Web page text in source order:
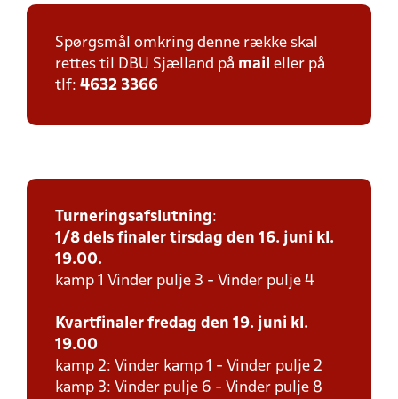
Spørgsmål omkring denne række skal
rettes til DBU Sjælland på mail eller på
tlf: 4632 3366
Turneringsafslutning:
1/8 dels finaler tirsdag den 16. juni kl.
19.00.
kamp 1 Vinder pulje 3 - Vinder pulje 4
Kvartfinaler fredag den 19. juni kl.
19.00
kamp 2: Vinder kamp 1 - Vinder pulje 2
kamp 3: Vinder pulje 6 - Vinder pulje 8